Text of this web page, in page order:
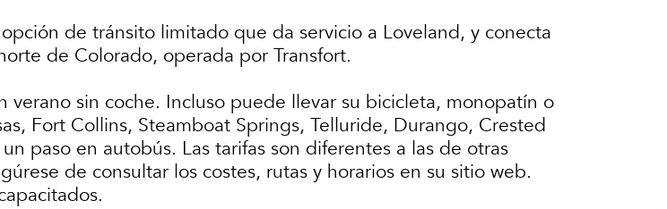
de tránsito limitado que da servicio a Loveland, y conecta
de Colorado, operada por Transfort.
verano sin coche. Incluso puede llevar su bicicleta, monopatín o
Fort Collins, Steamboat Springs, Telluride, Durango, Crested
paso en autobús. Las tarifas son diferentes a las de otras
de consultar los costes, rutas y horarios en su sitio web.